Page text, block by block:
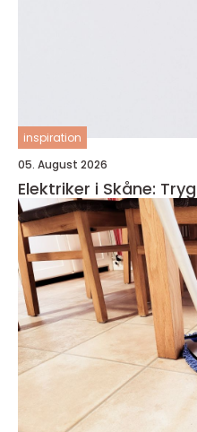
inspiration
05. August 2026
Elektriker i Skåne: